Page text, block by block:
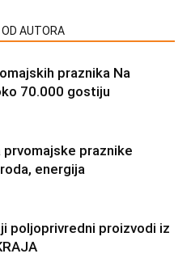
OD AUTORA
praznika Na
70.000 gostiju
prvomajske praznike
energija
poljoprivredni proizvodi iz